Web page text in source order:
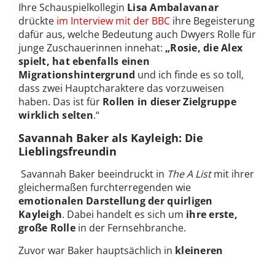
Ihre Schauspielkollegin Lisa Ambalavanar
drückte im Interview mit der BBC ihre Begeisterung
dafür aus, welche Bedeutung auch Dwyers Rolle für
junge Zuschauerinnen innehat: „Rosie, die Alex
spielt, hat ebenfalls einen
Migrationshintergrund und ich finde es so toll,
dass zwei Hauptcharaktere das vorzuweisen
haben. Das ist für Rollen in dieser Zielgruppe
wirklich selten.“
Savannah Baker als Kayleigh: Die
Lieblingsfreundin
Savannah Baker beeindruckt in The A Listmit ihrer
gleichermaßen furchterregenden wie
emotionalen Darstellung der quirligen
Kayleigh. Dabei handelt es sich um ihre erste,
große Rolle in der Fernsehbranche.
Zuvor war Baker hauptsächlich in kleineren